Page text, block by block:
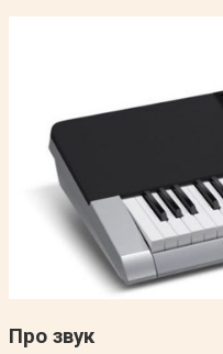
Про звук